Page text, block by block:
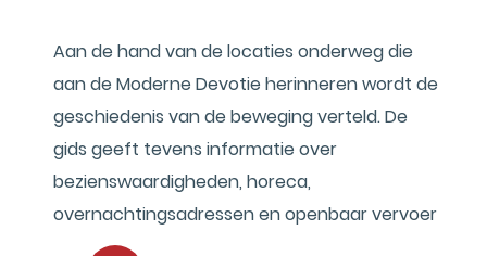
Aan de hand van de locaties onderweg die
aan de Moderne Devotie herinneren wordt de
geschiedenis van de beweging verteld. De
gids geeft tevens informatie over
bezienswaardigheden, horeca,
overnachtingsadressen en openbaar vervoer